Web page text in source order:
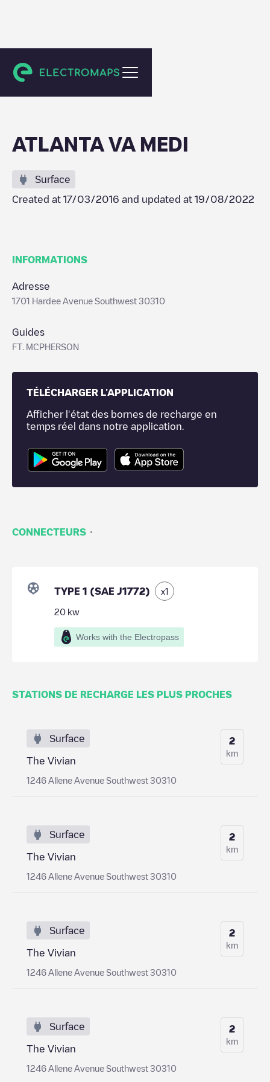
Atlanta
ATLANTA VA MEDI
Surface
Created at 17/03/2016 and updated at 19/08/2022
INFORMATIONS
Adresse
1701 Hardee Avenue Southwest 30310
Guides
FT. MCPHERSON
TÉLÉCHARGER L'APPLICATION
Afficher l'état des bornes de recharge en
temps réel dans notre application.
CONNECTEURS ·
TYPE 1 (SAE J1772) x1
20 kw
Works with the Electropass
STATIONS DE RECHARGE LES PLUS PROCHES
Surface
The Vivian
1246 Allene Avenue Southwest 30310
2
km
Surface
The Vivian
1246 Allene Avenue Southwest 30310
2
km
Surface
The Vivian
1246 Allene Avenue Southwest 30310
2
km
Surface
The Vivian
1246 Allene Avenue Southwest 30310
2
km